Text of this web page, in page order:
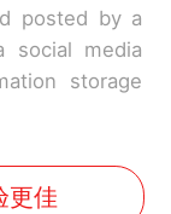
posted by a
social media
storage
更佳